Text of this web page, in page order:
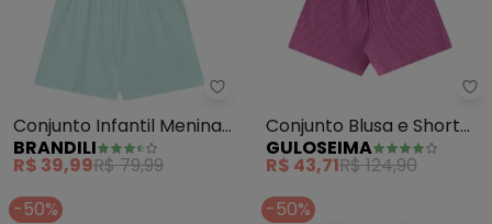
Brandili - Conjunto Infantil
Conjunto Infantil Menina
de Ursinho (Natural)
BRANDILI
R$ 39,99R$ 79,99
Conjunto Blusa e Short
Infantil (Bege)
GULOSEIMA
R$ 43,71R$ 124,90
-50%
-50%